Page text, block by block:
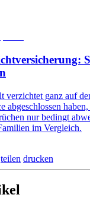
verzichtet ganz auf
abgeschlossen
nur bedingt
im Vergleich.
teilen drucken